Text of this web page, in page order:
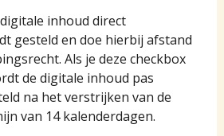
inhoud direct
gesteld en doe hierbij afstand
Als je deze checkbox
de digitale inhoud pas
na het verstrijken van de
van 14 kalenderdagen.